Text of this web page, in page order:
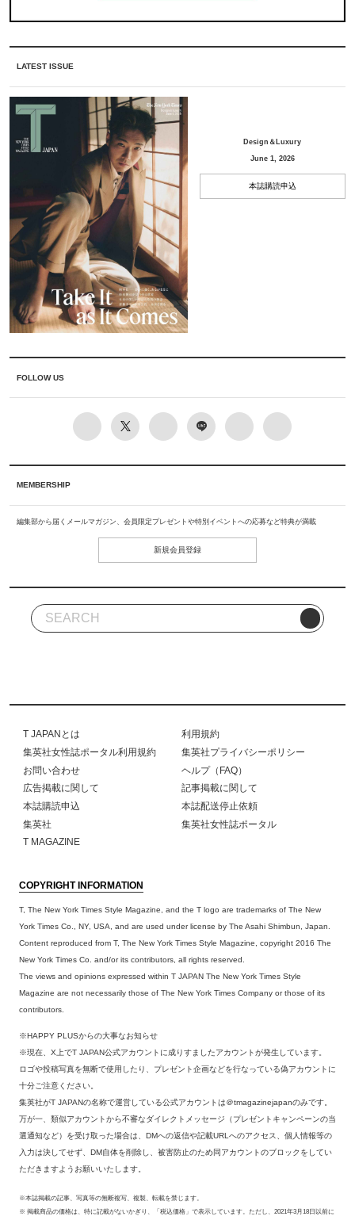
LATEST ISSUE
Design＆Luxury
June 1, 2026
本誌購読申込
FOLLOW US
MEMBERSHIP
編集部から届くメールマガジン、会員限定プレゼントや特別イベントへの応募など特典が満載
新規会員登録
T JAPANとは
利用規約
集英社女性誌ポータル利用規約
集英社プライバシーポリシー
お問い合わせ
ヘルプ（FAQ）
広告掲載に関して
記事掲載に関して
本誌購読申込
本誌配送停止依頼
集英社
集英社女性誌ポータル
T MAGAZINE
COPYRIGHT INFORMATION
T, The New York Times Style Magazine, and the T logo are trademarks of The New
York Times Co., NY, USA, and are used under license by The Asahi Shimbun, Japan.
Content reproduced from T, The New York Times Style Magazine, copyright 2016 The
New York Times Co. and/or its contributors, all rights reserved.
The views and opinions expressed within T JAPAN The New York Times Style
Magazine are not necessarily those of The New York Times Company or those of its
contributors.
※HAPPY PLUSからの大事なお知らせ
※現在、X上でT JAPAN公式アカウントに成りすましたアカウントが発生しています。
ロゴや投稿写真を無断で使用したり、プレゼント企画などを行なっている偽アカウントに
十分ご注意ください。
集英社がT JAPANの名称で運営している公式アカウントは＠tmagazinejapanのみです。
万が一、類似アカウントから不審なダイレクトメッセージ（プレゼントキャンペーンの当
選通知など）を受け取った場合は、DMへの返信や記載URLへのアクセス、個人情報等の
入力は決してせず、DM自体を削除し、被害防止のため同アカウントのブロックをしてい
ただきますようお願いいたします。
※本誌掲載の記事、写真等の無断複写、複製、転載を禁じます。
※ 掲載商品の価格は、特に記載がないかぎり、「税込価格」で表示しています。ただし、2021年3月18日以前に